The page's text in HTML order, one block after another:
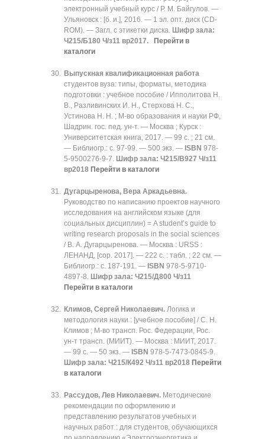
электронный учебный курс / Р. М. Байгулов. —
Ульяновск : [б. и.], 2016. — 1 эл. опт. диск (CD-
ROM). — Загл. с этикетки диска. Шифр зала:
Ч215/Б180 Ч/з11 вр2017.
Перейти в
каталоги
Выпускная квалификационная работа
студентов вуза: типы, форматы, методика
подготовки : учебное пособие / Ипполитова Н.
В., Разливинских И. Н., Стерхова Н. С.,
Устинова Н. Н. ; М-во образования и науки РФ,
Шадрин. гос. пед. ун-т. — Москва ; Курск :
Университетская книга, 2017. — 99 с. ; 21 см.
— Библиогр.: с. 97-99. — 500 экз. — ISBN 978-
5-9500276-9-7. Шифр зала: Ч215/В927 Ч/з11
вр2018 Перейти в каталоги
Дугарцыренова, Вера Аркадьевна.
Руководство по написанию проектов научного
исследования на английском языке (для
социальных дисциплин) = A student’s guide to
writing research proposals in the social sciences
/ В. А. Дугарцыренова. — Москва : URSS :
ЛЕНАНД, [cop. 2017]. — 222 с. : табл. ; 22 см. —
Библиогр.: с. 187-191. — ISBN 978-5-9710-
4897-8. Шифр зала: Ч215/Д800 Ч/з11
Перейти в каталоги
Климов, Сергей Николаевич. Логика и
методология науки : [учебное пособие] / С. Н.
Климов ; М-во трансп. Рос. Федерации, Рос.
ун-т трансп. (МИИТ). — Москва : МИИТ, 2017.
— 99 с. — 50 экз. — ISBN 978-5-7473-0845-9.
Шифр зала: Ч215/К492 Ч/з11 вр2018 Перейти
в каталоги
Рассудов, Лев Николаевич. Методические
рекомендации по оформлению и
представлению результатов учебных и
научных работ : для студентов, обучающихся